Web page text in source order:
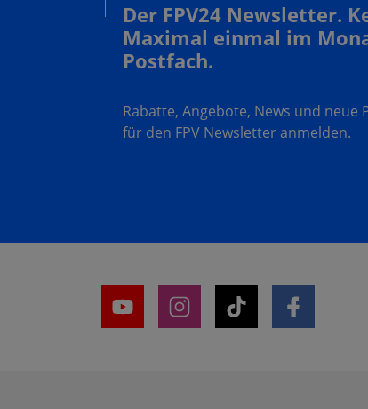
Der FPV24 Newsletter.
Maximal einmal im
Postfach.
Rabatte, Angebote, News und neue
für den FPV Newsletter anmelden.